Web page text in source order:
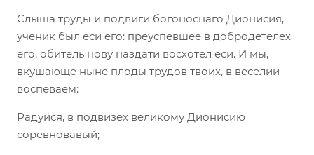
Слыша труды и подвиги богоноснаго Дионисия,
ученик был еси его: преуспевшее в добродетелех
его, обитель нову наздати восхотел еси. И мы,
вкушающе ныне плоды трудов твоих, в веселии
воспеваем:
Радуйся, в подвизех великому Дионисию
соревновавый;